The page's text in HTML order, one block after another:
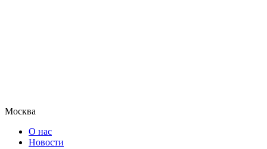
Москва
О нас
Новости